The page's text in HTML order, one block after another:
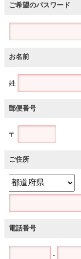
ご希望のパスワード
お名前
姓
郵便番号
〒
ご住所
電話番号
-